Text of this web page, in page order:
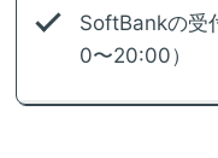
SoftBankの受
0〜20:00）